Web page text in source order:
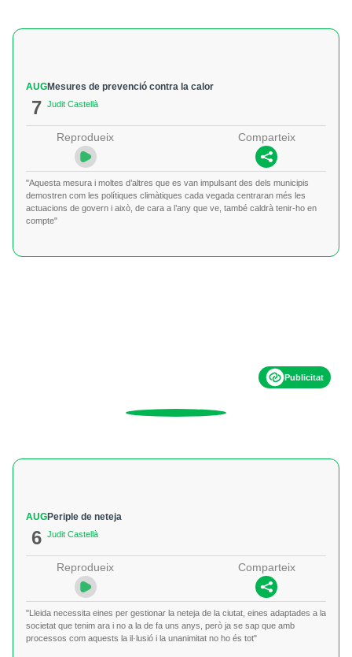
AUG
7
Mesures de prevenció contra la calor
Judit Castellà
Reprodueix Comparteix
"Aquesta mesura i moltes d’altres que es van impulsant des dels municipis
demostren com les polítiques climàtiques cada vegada centraran més les
actuacions de govern i això, de cara a l’any que ve, també caldrà tenir-ho en
compte"
Publicitat
AUG
6
Periple de neteja
Judit Castellà
Reprodueix Comparteix
"Lleida necessita eines per gestionar la neteja de la ciutat, eines adaptades a la
societat que tenim ara i no a la de fa uns anys, però ja se sap que amb
processos com aquests la il·lusió i la unanimitat no ho és tot"